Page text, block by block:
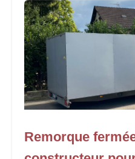
Remorque